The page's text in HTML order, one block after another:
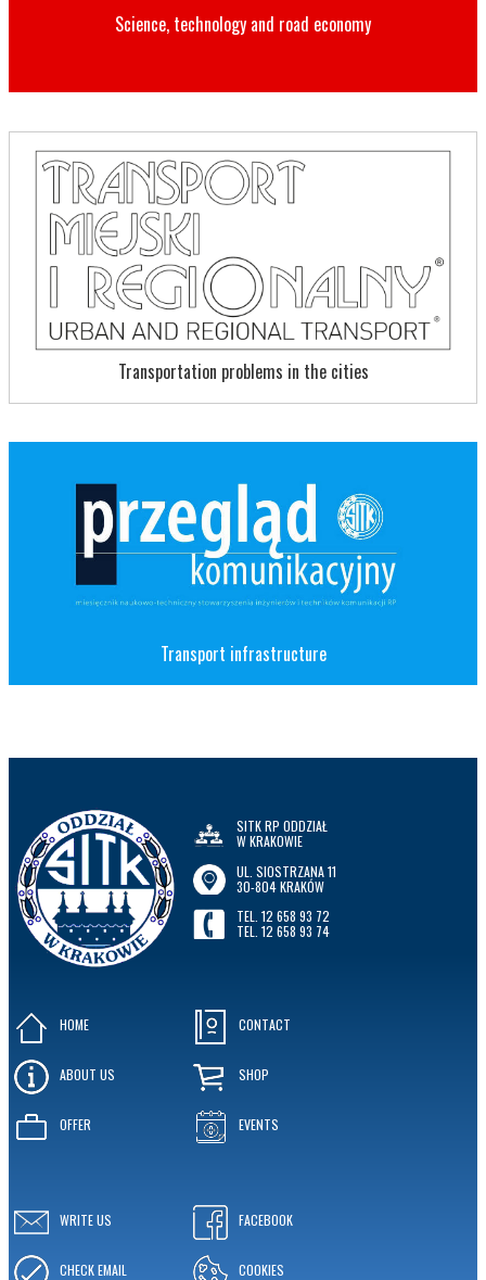
Science, technology and road economy
Transportation problems in the cities
Transport infrastructure
SITK RP ODDZIAŁ
W KRAKOWIE
UL. SIOSTRZANA 11
30-804 KRAKÓW
TEL. 12 658 93 72
TEL. 12 658 93 74
HOME
ABOUT US
OFFER
CONTACT
SHOP
EVENTS
WRITE US
CHECK EMAIL
FACEBOOK
COOKIES